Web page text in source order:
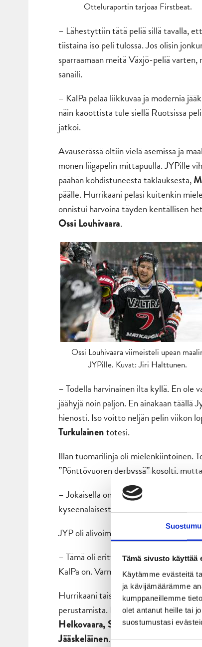
Tämä sivusto käyttää
Käytämme evästeitä
ja kävijämäärämme
kumppaneillemme
olet antanut heille tai
suostumustasi
Otteluraportin tarjoaa Firstbeat.
– Lähestyttiin tätä peliä sillä tavalla,
tiistaina iso peli tulossa. Jos olisin
sparraamaan meitä Växjö-peliä
sanaili.
– KalPa pelaa liikkuvaa ja modernia
näin kaoottista tule siellä Ruotsissa
jatkoi.
Avauserässä oltiin vielä asemissa ja
monen liigapelin mittapuulla. JYPille
päähän kohdistuneesta taklauksesta,
päälle. Hurrikaani pelasi kuitenkin
onnistui harvoina täyden kentällisen
Ossi Louhivaara.
Ossi Louhivaara viimeisteli upean
JYPille. Kuvat: Jiri Halttunen.
– Todella harvinainen ilta kyllä. En ole
jäähyjä noin paljon. En ainakaan
hienosti. Iso voitto neljän pelin viikon
Turkulainentotesi.
Illan tuomarilinja oli mielenkiintoinen.
”Pönttövuoren derbyssä” kosolti,
– Jokaisella on varmasti omat
kyseenalaisesti, Turkulainen
JYP oli alivoimia lukuun ottamatta
– Tämä oli erittäin hyvä kenraali CHL-
KalPa on. Varmasti on luvassa upea
Hurrikaani taisteli tärkeän voiton
perustamista. Ensimmäisinä niminä
Helkovaara, Sirkka-Liisa
Jääskeläinen.